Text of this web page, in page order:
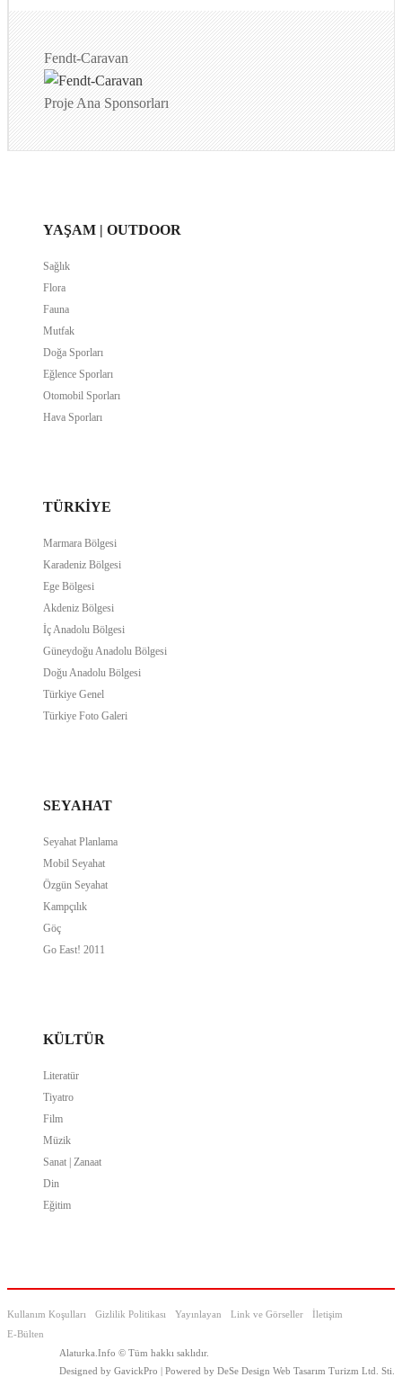
Fendt-Caravan
Proje Ana Sponsorları
YAŞAM | OUTDOOR
Sağlık
Flora
Fauna
Mutfak
Doğa Sporları
Eğlence Sporları
Otomobil Sporları
Hava Sporları
TÜRKIYE
Marmara Bölgesi
Karadeniz Bölgesi
Ege Bölgesi
Akdeniz Bölgesi
İç Anadolu Bölgesi
Güneydoğu Anadolu Bölgesi
Doğu Anadolu Bölgesi
Türkiye Genel
Türkiye Foto Galeri
SEYAHAT
Seyahat Planlama
Mobil Seyahat
Özgün Seyahat
Kampçılık
Göç
Go East! 2011
KÜLTÜR
Literatür
Tiyatro
Film
Müzik
Sanat | Zanaat
Din
Eğitim
Kullanım Koşulları Gizlilik Politikası Yayınlayan Link ve Görseller
İletişim
E-Bülten
Alaturka.Info © Tüm hakkı saklıdır.
Designed by GavickPro | Powered by DeSe Design Web Tasarım Turizm Ltd. Sti.